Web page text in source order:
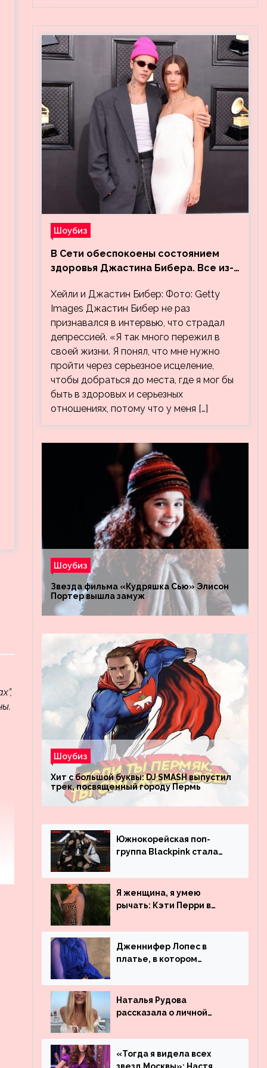
Шоубиз
В Сети обеспокоены состоянием
здоровья Джастина Бибера. Все из-
успокаивает Хейли
Хейли и Джастин Бибер: Фото: Getty
Images Джастин Бибер не раз
признавался в интервью, что страдал
депрессией. «Я так много пережил в
своей жизни. Я понял, что мне нужно
пройти через серьезное исцеление,
чтобы добраться до места, где я мог бы
быть в здоровых и серьезных
отношениях, потому что у меня […]
Шоубиз
Звезда фильма «Кудряшка Сью» Элисон
Портер вышла замуж
Шоубиз
Хит с большой буквы: DJ SMASH выпустил
трек, посвященный городу Пермь
Южнокорейская поп-
группа Blackpink стала
просмотрам на YouTube.
Они обогнали даже
Джастина Бибера
Я женщина, я умею
рычать: Кэти Перри в
Дженнифер Лопес в
платье, в котором
незамеченной
Наталья Рудова
рассказала о личной
«Тогда я видела всех